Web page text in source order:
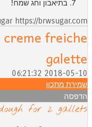
בתיאבון וחג שמח!
https://
creme
2018-05-10
מתכון
dough for 2